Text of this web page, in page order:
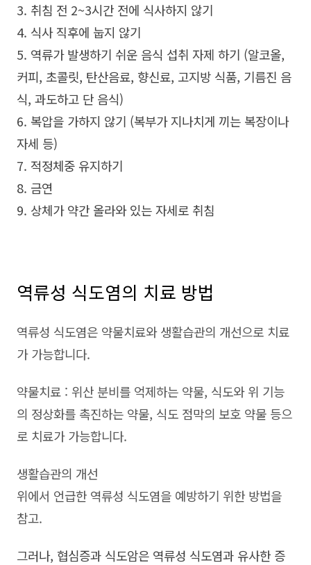
3. 취침 전 2~3시간 전에 식사하지 않기
4. 식사 직후에 눕지 않기
5. 역류가 발생하기 쉬운 음식 섭취 자제 하기 (알코올,
커피, 초콜릿, 탄산음료, 향신료, 고지방 식품, 기름진 음
식, 과도하고 단 음식)
6. 복압을 가하지 않기 (복부가 지나치게 끼는 복장이나
자세 등)
7. 적정체중 유지하기
8. 금연
9. 상체가 약간 올라와 있는 자세로 취침
역류성 식도염의 치료 방법
역류성 식도염은 약물치료와 생활습관의 개선으로 치료
가 가능합니다.
약물치료 : 위산 분비를 억제하는 약물, 식도와 위 기능
의 정상화를 촉진하는 약물, 식도 점막의 보호 약물 등으
로 치료가 가능합니다.
생활습관의 개선
위에서 언급한 역류성 식도염을 예방하기 위한 방법을
참고.
그러나, 협심증과 식도암은 역류성 식도염과 유사한 증